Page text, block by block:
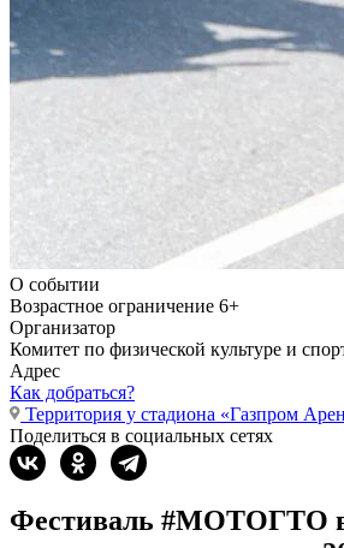
О событии
Возрастное ограничение 6+
Организатор
Комитет по физической культуре и
Адрес
Как добраться?
Территория у стадиона «Газпром
Поделиться в социальных сетях
Фестиваль #МОТОГТО